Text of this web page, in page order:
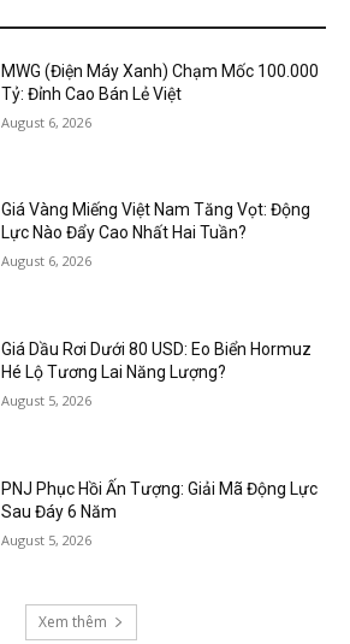
MWG (Điện Máy Xanh) Chạm Mốc 100.000
Tỷ: Đỉnh Cao Bán Lẻ Việt
August 6, 2026
Giá Vàng Miếng Việt Nam Tăng Vọt: Động
Lực Nào Đẩy Cao Nhất Hai Tuần?
August 6, 2026
Giá Dầu Rơi Dưới 80 USD: Eo Biển Hormuz
Hé Lộ Tương Lai Năng Lượng?
August 5, 2026
PNJ Phục Hồi Ấn Tượng: Giải Mã Động Lực
Sau Đáy 6 Năm
August 5, 2026
Xem thêm